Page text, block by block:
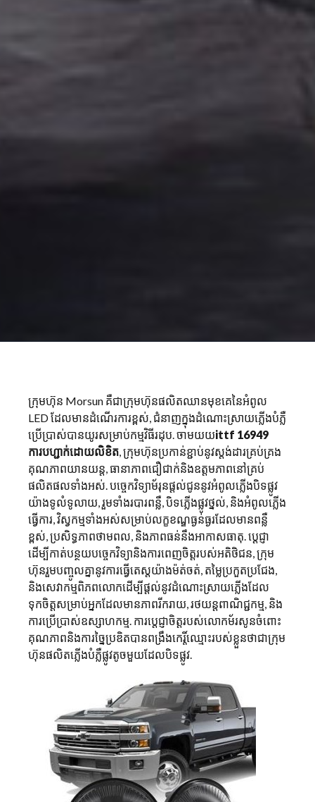
ផ្លូវ
ក្រុមហ៊ុន Morsun គឺជាក្រុមហ៊ុនផលិតឈានមុខគេនៃអំពូល
LED ដែលមានដំណើរការខ្ពស់, ជំនាញក្នុងដំណោះស្រាយភ្លើងបំភ្លឺ
ប្រើប្រាស់បានយូរសម្រាប់កម្មវិធីរដុប. ចាមយយittf 16949
ការបហ្ជាក់ដោយលិខិត, ក្រុមហ៊ុនប្រកាន់ខ្ជាប់នូវស្តង់ដារគ្រប់គ្រង
គុណភាពយានយន្ត, ធានាភាពជឿជាក់និងឧត្តមភាពនៅគ្រប់
ផលិតផលទាំងអស់. បច្ចេកវិទ្យាម័រុនផ្តល់ជូននូវអំពូលភ្លើងបិទផ្លូវ
យ៉ាងទូលំទូលាយ, រួមទាំងរបារពន្លឺ, បិទភ្លើងផ្លូវថ្នល់, និងអំពូលភ្លើង
ធ្វើការ, វិស្វកម្មទាំងអស់សម្រាប់លក្ខខណ្ឌធ្ងន់ធ្ងរដែលមានពន្លឺ
ខ្ពស់, ប្រសិទ្ធភាពថាមពល, និងភាពធន់នឹងអាកាសធាតុ. ប្តេជ្ញា
ដើម្បីកាត់បន្ថយបច្ចេកវិទ្យានិងការពេញចិត្តរបស់អតិថិជន, ក្រុម
ហ៊ុនរួមបញ្ចូលគ្នានូវការធ្វើតេស្តយ៉ាងម៉ត់ចត់, តម្លៃប្រកួតប្រជែង,
និងសេវាកម្មពិភពលោកដើម្បីផ្តល់នូវដំណោះស្រាយភ្លើងដែល
ទុកចិត្តសម្រាប់អ្នកដែលមានភាពរីករាយ, រថយន្តពាណិជ្ជកម្ម, និង
ការប្រើប្រាស់ឧស្សាហកម្ម. ការប្តេជ្ញាចិត្តរបស់លោកម័រសូនចំពោះ
គុណភាពនិងការច្នៃប្រឌិតបានពង្រឹងកេរ្តិ៍ឈ្មោះរបស់ខ្លួនថាជាក្រុម
ហ៊ុនផលិតភ្លើងបំភ្លឺផ្លូវតូចមួយដែលបិទផ្លូវ.